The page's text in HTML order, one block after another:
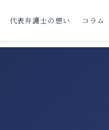
代表弁護士の想い コラム